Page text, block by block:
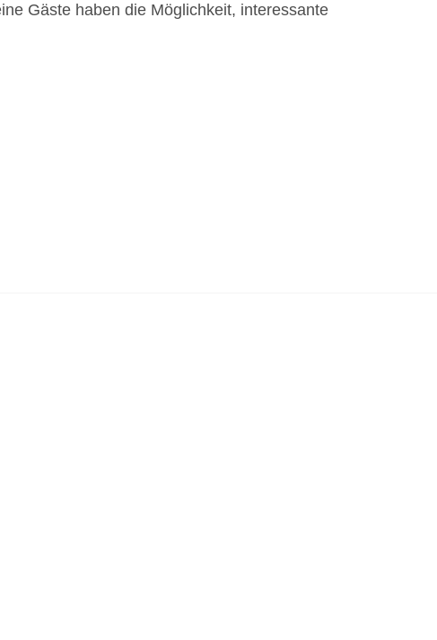
Gäste haben die Möglichkeit, interessante